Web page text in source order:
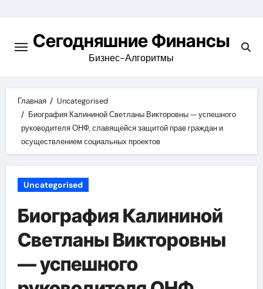
содержимомуСегодняшние Финансы
Бизнес-Алгоритмы
Главная
Uncategorised
Биография Калининой Светланы Викторовны — успешного
руководителя ОНФ, славящейся защитой прав граждан и
осуществлением социальных проектов
Uncategorised
Биография Калининой
Светланы Викторовны
— успешного